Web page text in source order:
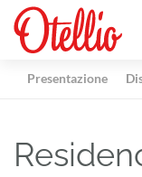
Presentazione